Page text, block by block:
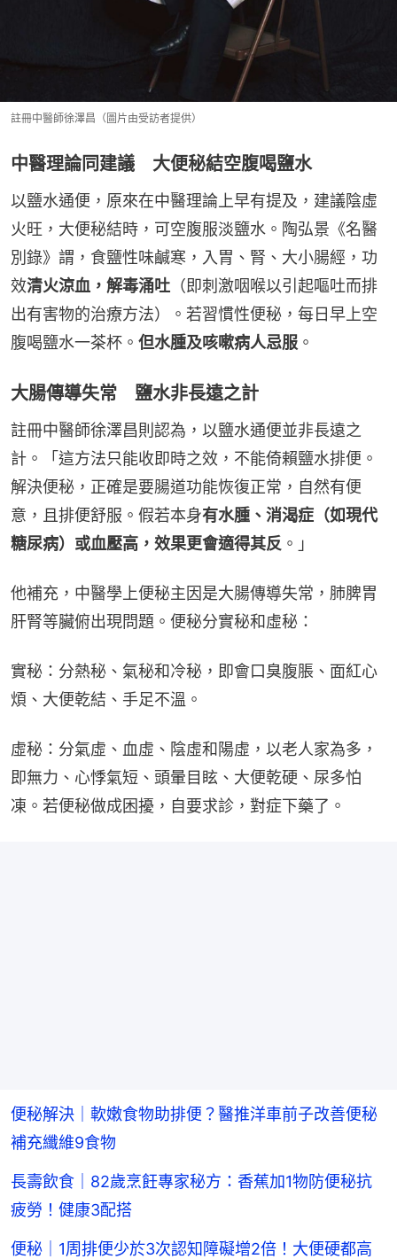
註冊中醫師徐澤昌（圖片由受訪者提供）
中醫理論同建議 大便秘結空腹喝鹽水
以鹽水通便，原來在中醫理論上早有提及，建議陰虛
火旺，大便秘結時，可空腹服淡鹽水。陶弘景《名醫
別錄》謂，食鹽性味鹹寒，入胃、腎、大小腸經，功
效清火涼血，解毒涌吐 （即刺激咽喉以引起嘔吐而排
出有害物的治療方法）。若習慣性便秘，每日早上空
腹喝鹽水一茶杯。 但水腫及咳嗽病人忌服 。
大腸傳導失常 鹽水非長遠之計
註冊中醫師徐澤昌則認為，以鹽水通便並非長遠之
計。「這方法只能收即時之效，不能倚賴鹽水排便。
解決便秘，正確是要腸道功能恢復正常，自然有便
意，且排便舒服。假若本身有水腫、消渴症（如現代
糖尿病）或血壓高，效果更會適得其反 。」
他補充，中醫學上便秘主因是大腸傳導失常，肺脾胃
肝腎等臟俯出現問題。便秘分實秘和虛秘：
實秘：分熱秘、氣秘和冷秘，即會口臭腹脹、面紅心
煩、大便乾結、手足不溫。
虛秘：分氣虛、血虛、陰虛和陽虛，以老人家為多，
即無力、心悸氣短、頭暈目眩、大便乾硬、尿多怕
凍。若便秘做成困擾，自要求診，對症下藥了。
便秘解決｜軟嫩食物助排便？醫推洋車前子改善便秘
補充纖維9食物
長壽飲食｜82歲烹飪專家秘方：香蕉加1物防便秘抗
疲勞！健康3配搭
便秘｜1周排便少於3次認知障礙增2倍！大便硬都高